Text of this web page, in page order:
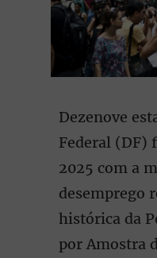
Dezenove
Federal (DF)
2025 com a
desemprego
histórica da
por Amostra